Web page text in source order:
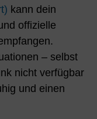
kann dein
offizielle
– selbst
nicht verfügbar
und einen